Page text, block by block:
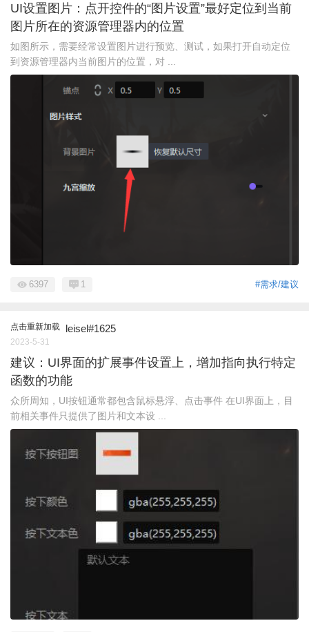
UI设置图片：点开控件的“图片设置”最好定位到当前
图片所在的资源管理器内的位置
如图所示，需要经常设置图片进行预览、测试，如果打开自动定位
到资源管理器内当前图片的位置，对 ...
#需求/建议
6397 1
点击重新加载 leisel#1625
2023-5-31
建议：UI界面的扩展事件设置上，增加指向执行特定
函数的功能
众所周知，UI按钮通常都包含鼠标悬浮、点击事件 在UI界面上，目
前相关事件只提供了图片和文本设 ...